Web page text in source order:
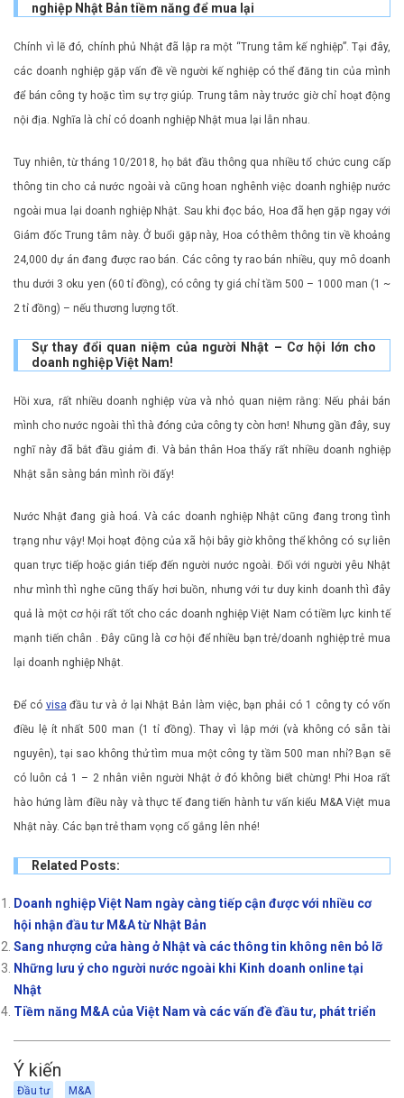
nghiệp Nhật Bản tiềm năng để mua lại
Chính vì lẽ đó, chính phủ Nhật đã lập ra một “Trung tâm kế nghiệp”. Tại đây,
các doanh nghiệp gặp vấn đề về người kế nghiệp có thể đăng tin của mình
để bán công ty hoặc tìm sự trợ giúp. Trung tâm này trước giờ chỉ hoạt động
nội địa. Nghĩa là chỉ có doanh nghiệp Nhật mua lại lẫn nhau.
Tuy nhiên, từ tháng 10/2018, họ bắt đầu thông qua nhiều tổ chức cung cấp
thông tin cho cả nước ngoài và cũng hoan nghênh việc doanh nghiệp nước
ngoài mua lại doanh nghiệp Nhật. Sau khi đọc báo, Hoa đã hẹn gặp ngay với
Giám đốc Trung tâm này. Ở buổi gặp này, Hoa có thêm thông tin về khoảng
24,000 dự án đang được rao bán. Các công ty rao bán nhiều, quy mô doanh
thu dưới 3 oku yen (60 tỉ đồng), có công ty giá chỉ tầm 500 – 1000 man (1 ~
2 tỉ đồng) – nếu thương lượng tốt.
Sự thay đổi quan niệm của người Nhật – Cơ hội lớn cho
doanh nghiệp Việt Nam!
Hồi xưa, rất nhiều doanh nghiệp vừa và nhỏ quan niệm rằng: Nếu phải bán
mình cho nước ngoài thì thà đóng cửa công ty còn hơn! Nhưng gần đây, suy
nghĩ này đã bắt đầu giảm đi. Và bản thân Hoa thấy rất nhiều doanh nghiệp
Nhật sẵn sàng bán mình rồi đấy!
Nước Nhật đang già hoá. Và các doanh nghiệp Nhật cũng đang trong tình
trạng như vậy! Mọi hoạt động của xã hội bây giờ không thể không có sự liên
quan trực tiếp hoặc gián tiếp đến người nước ngoài. Đối với người yêu Nhật
như mình thì nghe cũng thấy hơi buồn, nhưng với tư duy kinh doanh thì đây
quả là một cơ hội rất tốt cho các doanh nghiệp Việt Nam có tiềm lực kinh tế
mạnh tiến chân . Đây cũng là cơ hội để nhiều bạn trẻ/doanh nghiệp trẻ mua
lại doanh nghiệp Nhật.
Để có visa đầu tư và ở lại Nhật Bản làm việc, bạn phải có 1 công ty có vốn
điều lệ ít nhất 500 man (1 tỉ đồng). Thay vì lập mới (và không có sẵn tài
nguyên), tại sao không thử tìm mua một công ty tầm 500 man nhỉ? Bạn sẽ
có luôn cả 1 – 2 nhân viên người Nhật ở đó không biết chừng! Phi Hoa rất
hào hứng làm điều này và thực tế đang tiến hành tư vấn kiểu M&A Việt mua
Nhật này. Các bạn trẻ tham vọng cố gắng lên nhé!
Related Posts:
Doanh nghiệp Việt Nam ngày càng tiếp cận được với nhiều cơ
hội nhận đầu tư M&A từ Nhật Bản
Sang nhượng cửa hàng ở Nhật và các thông tin không nên bỏ lỡ
Những lưu ý cho người nước ngoài khi Kinh doanh online tại
Nhật
Tiềm năng M&A của Việt Nam và các vấn đề đầu tư, phát triển
Ý kiến
Đầu tư M&A